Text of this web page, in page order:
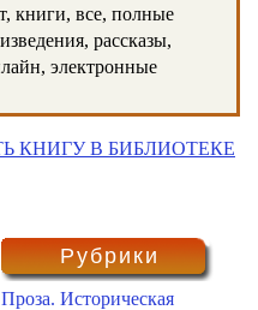
книги, все, полные
рассказы,
электронные
КНИГУ В БИБЛИОТЕКЕ
Рубрики
Проза. Историческая